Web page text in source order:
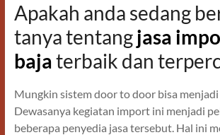
Apakah anda sedang
tanya tentangjasa
bajaterbaik dan
Mungkin sistem door to door bisa
Dewasanya kegiatan import ini menjadi
beberapa penyedia jasa tersebut. Hal ini